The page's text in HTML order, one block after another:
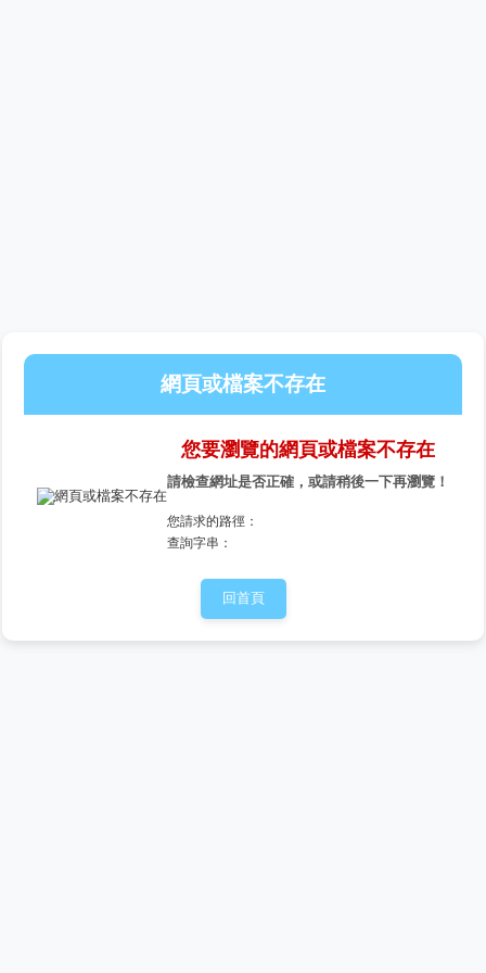
網頁或檔案不存在
您要瀏覽的網頁或檔案不存在
請檢查網址是否正確，或請稍後一下再瀏覽！
您請求的路徑：
查詢字串：
回首頁